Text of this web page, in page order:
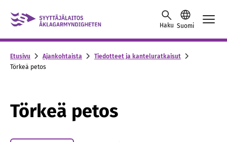
Skip to content -saavutettavuusohje
Haku Suomi
Etusivu Ajankohtaista
Tiedotteet ja kanteluratkaisut
Törkeä petos
Törkeä petos